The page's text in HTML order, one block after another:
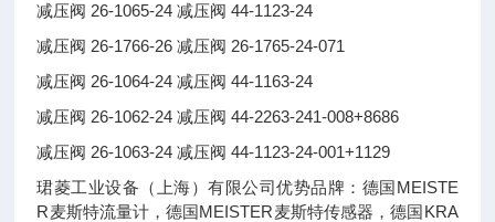
减压阀 26-1065-24 减压阀 44-1123-24
减压阀 26-1766-26 减压阀 26-1765-24-071
减压阀 26-1064-24 减压阀 44-1163-24
减压阀 26-1062-24 减压阀 44-2263-241-008+8686
减压阀 26-1063-24 减压阀 44-1123-24-001+1129
珺菱工业设备（上海）有限公司优势品牌：德国MEISTE
R麦斯特流量计，德国MEISTER麦斯特传感器，德国KRA